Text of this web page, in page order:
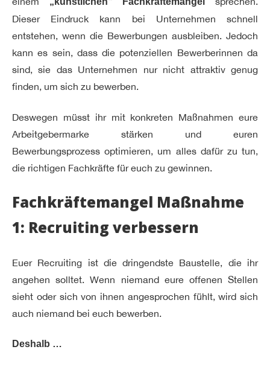
Dieser Eindruck kann bei Unternehmen schnell
entstehen, wenn die Bewerbungen ausbleiben. Jedoch
kann es sein, dass die potenziellen Bewerberinnen da
sind, sie das Unternehmen nur nicht attraktiv genug
finden, um sich zu bewerben.
Deswegen müsst ihr mit konkreten Maßnahmen eure
Arbeitgebermarke stärken und euren
Bewerbungsprozess optimieren, um alles dafür zu tun,
die richtigen Fachkräfte für euch zu gewinnen.
Fachkräftemangel Maßnahme
1: Recruiting verbessern
Euer Recruiting ist die dringendste Baustelle, die ihr
angehen solltet. Wenn niemand eure offenen Stellen
sieht oder sich von ihnen angesprochen fühlt, wird sich
auch niemand bei euch bewerben.
Deshalb …